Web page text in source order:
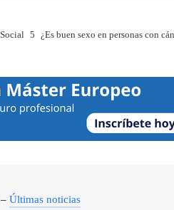
¿Es buen sexo en personas con
Últimas noticias